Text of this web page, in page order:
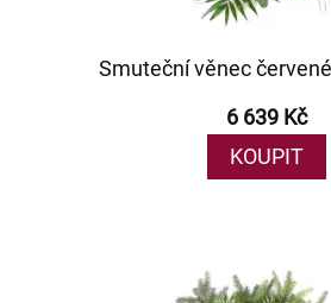
Smuteční věnec
6 639 Kč
KOUPIT